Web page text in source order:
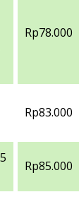
Rp78.000
Rp83.000
Rp85.000